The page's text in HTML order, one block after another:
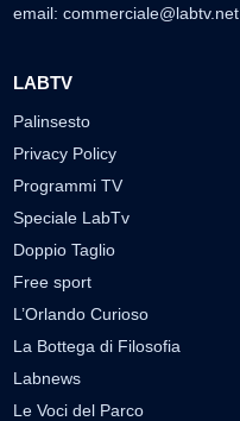
email: commerciale@labtv.net
LABTV
Palinsesto
Privacy Policy
Programmi TV
Speciale LabTv
Doppio Taglio
Free sport
L’Orlando Curioso
La Bottega di Filosofia
Labnews
Le Voci del Parco